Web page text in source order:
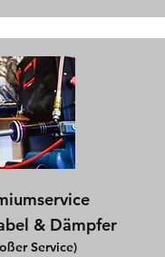
& Dämpfer
Service)